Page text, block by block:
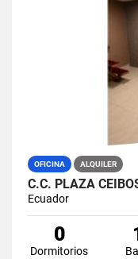
OFICINA ALQUILER
C.C. PLAZA
Ecuador
0
Dormitorios